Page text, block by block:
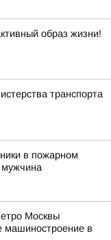
образ жизни!
транспорта
в пожарном
мужчина
Москвы
машиностроение в